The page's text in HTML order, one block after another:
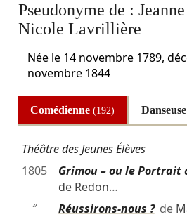
Pseudonyme de :
Nicole Lavrillière
Née le 14 novembre 1789,
novembre 1844
Comédienne(192) Danseuse
Théâtre des Jeunes Élèves
1805
Grimou – ou le Portrait
de Redon…
″
Réussirons-nous ?de